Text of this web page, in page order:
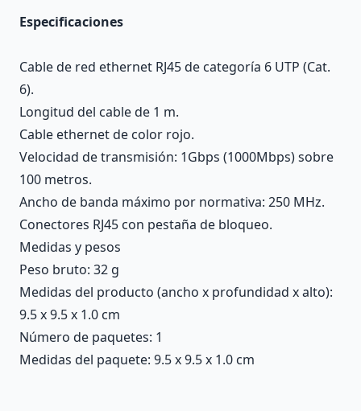
Especificaciones
Cable de red ethernet RJ45 de categoría 6 UTP (Cat.
6).
Longitud del cable de 1 m.
Cable ethernet de color rojo.
Velocidad de transmisión: 1Gbps (1000Mbps) sobre
100 metros.
Ancho de banda máximo por normativa: 250 MHz.
Conectores RJ45 con pestaña de bloqueo.
Medidas y pesos
Peso bruto: 32 g
Medidas del producto (ancho x profundidad x alto):
9.5 x 9.5 x 1.0 cm
Número de paquetes: 1
Medidas del paquete: 9.5 x 9.5 x 1.0 cm